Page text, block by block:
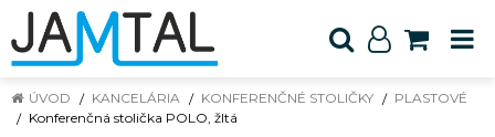
ÚVOD KANCELÁRIA KONFERENČNÉ STOLIČKY
PLASTOVÉ
Konferenčná stolička POLO, žltá